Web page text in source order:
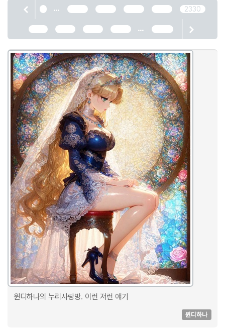
... 2330
...
윈디하나의 누리사랑방. 이런 저런 얘기
윈디하나